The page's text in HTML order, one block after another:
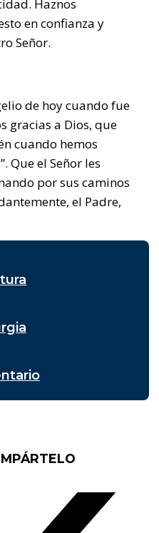
Haznos
en confianza y
Señor.
de hoy cuando fue
gracias a Dios, que
cuando hemos
Que el Señor les
por sus caminos
el Padre,